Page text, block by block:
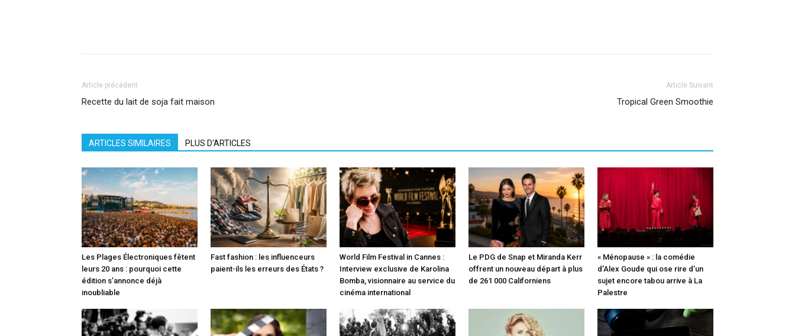
Article précédent
Recette du lait de soja fait maison
Article Suivant
Tropical Green Smoothie
ARTICLES SIMILAIRES PLUS D'ARTICLES
Les Plages Électroniques fêtent
leurs 20 ans : pourquoi cette
édition s’annonce déjà
inoubliable
Fast fashion : les influenceurs
paient-ils les erreurs des États ?
World Film Festival in Cannes :
Interview exclusive de Karolina
Bomba, visionnaire au service du
cinéma international
Le PDG de Snap et Miranda Kerr
offrent un nouveau départ à plus
de 261 000 Californiens
« Ménopause » : la comédie
d’Alex Goude qui ose rire d’un
sujet encore tabou arrive à La
Palestre